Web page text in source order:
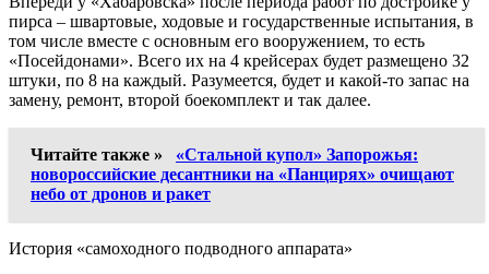
пирса – швартовые, ходовые и государственные испытания, в
том числе вместе с основным его вооружением, то есть
«Посейдонами». Всего их на 4 крейсерах будет размещено 32
штуки, по 8 на каждый. Разумеется, будет и какой-то запас на
замену, ремонт, второй боекомплект и так далее.
Читайте также »
«Стальной купол» Запорожья:
новороссийские десантники на «Панцирях» очищают
небо от дронов и ракет
История «самоходного подводного аппарата»